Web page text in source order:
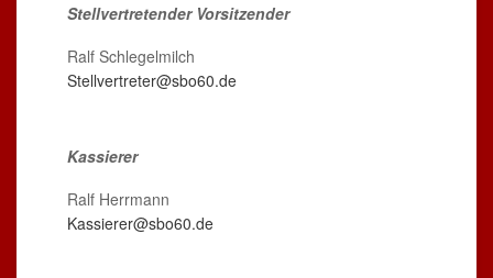
Stellvertretender Vorsitzender
Ralf Schlegelmilch
Stellvertreter@sbo60.de
Kassierer
Ralf Herrmann
Kassierer@sbo60.de